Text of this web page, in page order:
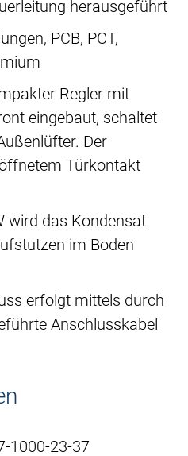
herausgeführt
PCB, PCT,
Regler mit
eingebaut, schaltet
Der
Türkontakt
wird das Kondensat
im Boden
erfolgt mittels durch
Anschlusskabel
1000-23-37